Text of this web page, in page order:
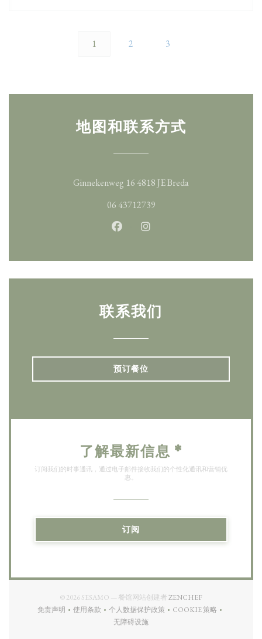
1 2 3
地图和联系方式
Ginnekenweg 16 4818 JE Breda
06 43712739
Facebook ((在新窗口中打开))
Instagram ((在新窗口中
联系我们
预订餐位
了解最新信息 *
订阅我们的时事通讯，通过电子邮件接收我们的个性化通讯和营销优
惠。
订阅
© 2026 SESAMO — 餐馆网站创建者ZENCHEF((在新窗口中打开))
免责声明
((在新窗口中打开))
使用条款
((在新窗口中打开))
个人数据保护政策
((在新窗口中打开))
COOKIE 策略
((在新窗口中打开))
无障碍设施
((在新窗口中打开))